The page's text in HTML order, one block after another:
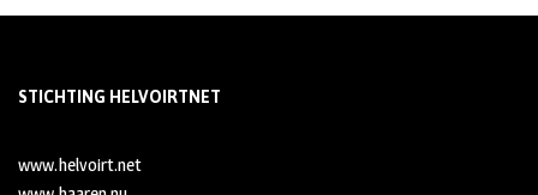
STICHTING HELVOIRTNET
www.helvoirt.net